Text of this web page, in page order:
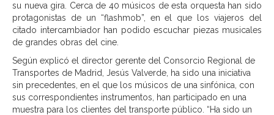
su nueva gira. Cerca de 40 músicos de esta orquesta han sido
protagonistas de un “flashmob”, en el que los viajeros del
citado intercambiador han podido escuchar piezas musicales
de grandes obras del cine.
Según explicó el director gerente del Consorcio Regional de
Transportes de Madrid, Jesús Valverde, ha sido una iniciativa
sin precedentes, en el que los músicos de una sinfónica, con
sus correspondientes instrumentos, han participado en una
muestra para los clientes del transporte público. “Ha sido un